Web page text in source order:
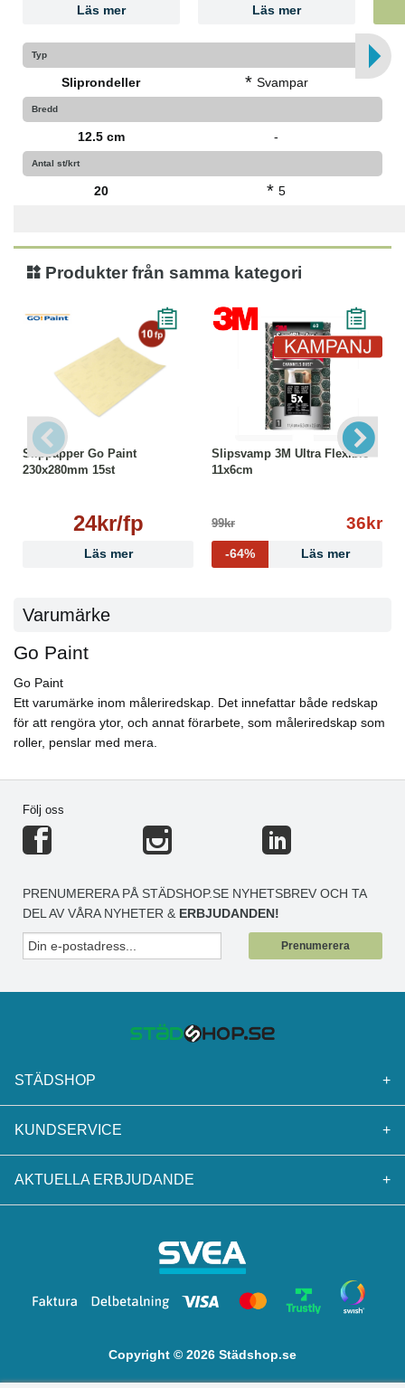
Läs mer Läs mer
Typ
Sliprondeller * Svampar
Bredd
12.5 cm -
Antal st/krt
20 * 5
Produkter från samma kategori
Slippapper Go Paint
230x280mm 15st
24kr/fp
Läs mer
Slipsvamp 3M Ultra Flexible
11x6cm
99kr 36kr
-64% Läs mer
Varumärke
Go Paint
Go Paint
Ett varumärke inom måleriredskap. Det innefattar både redskap
för att rengöra ytor, och annat förarbete, som måleriredskap som
roller, penslar med mera.
Följ oss
PRENUMERERA PÅ STÄDSHOP.SE NYHETSBREV OCH TA
DEL AV VÅRA NYHETER & ERBJUDANDEN!
Prenumerera
STÄDSHOP +
KUNDSERVICE +
AKTUELLA ERBJUDANDE +
Copyright © 2026 Städshop.se